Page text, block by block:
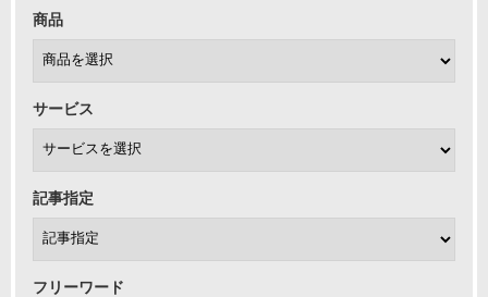
商品
サービス
記事指定
フリーワード